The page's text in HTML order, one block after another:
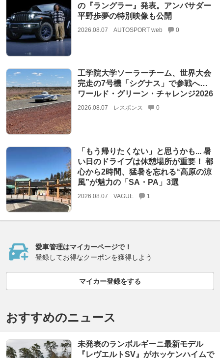
の『ラングラー』発表。アンバサダー
平野歩夢の特別映像も公開
2026.08.07 AUTOSPORT web 0
工学院大学ソーラーチーム、世界大会
完走の7号機「シグナス」で参戦へ…
ワールド・グリーン・チャレンジ2026
2026.08.07 レスポンス 0
「もう帰りたくない」と思うかも... 暑
い日のドライブは休憩場所が重要！ 都
心から2時間、猛暑を忘れる“高原の涼
風”が魅力の「SA・PA」3選
2026.08.07 VAGUE 1
愛車管理はマイカーページで！
登録してお得なクーポンを獲得しよう
マイカー登録をする
おすすめのニュース
未発表のランボルギーニ最新モデル
『レヴエルトSV』がホッケンハイムで